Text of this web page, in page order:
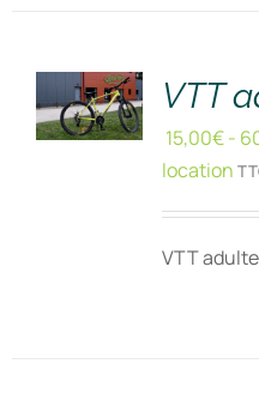
DÉTAILS
VTT
15,00€-
location
VTT